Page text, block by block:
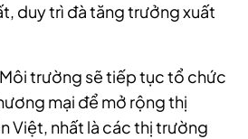
duy trì đà tăng trưởng xuất
trường sẽ tiếp tục tổ chức
mại để mở rộng thị
Việt, nhất là các thị trường